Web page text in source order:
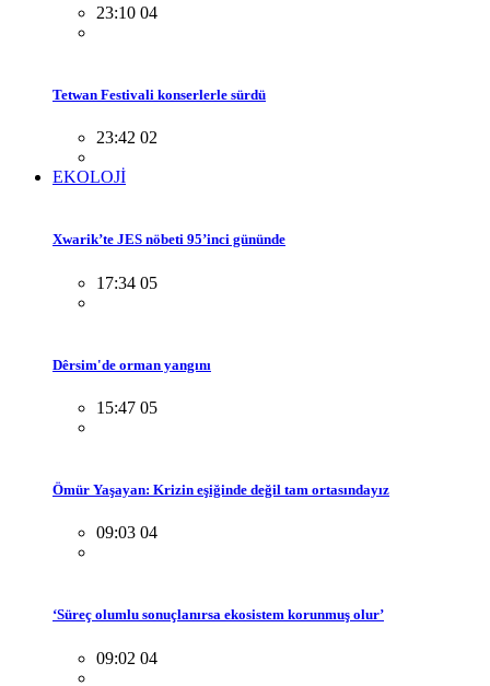
23:10 04
Tetwan Festivali konserlerle sürdü
23:42 02
EKOLOJİ
Xwarik’te JES nöbeti 95’inci gününde
17:34 05
Dêrsim'de orman yangını
15:47 05
Ömür Yaşayan: Krizin eşiğinde değil tam ortasındayız
09:03 04
‘Süreç olumlu sonuçlanırsa ekosistem korunmuş olur’
09:02 04